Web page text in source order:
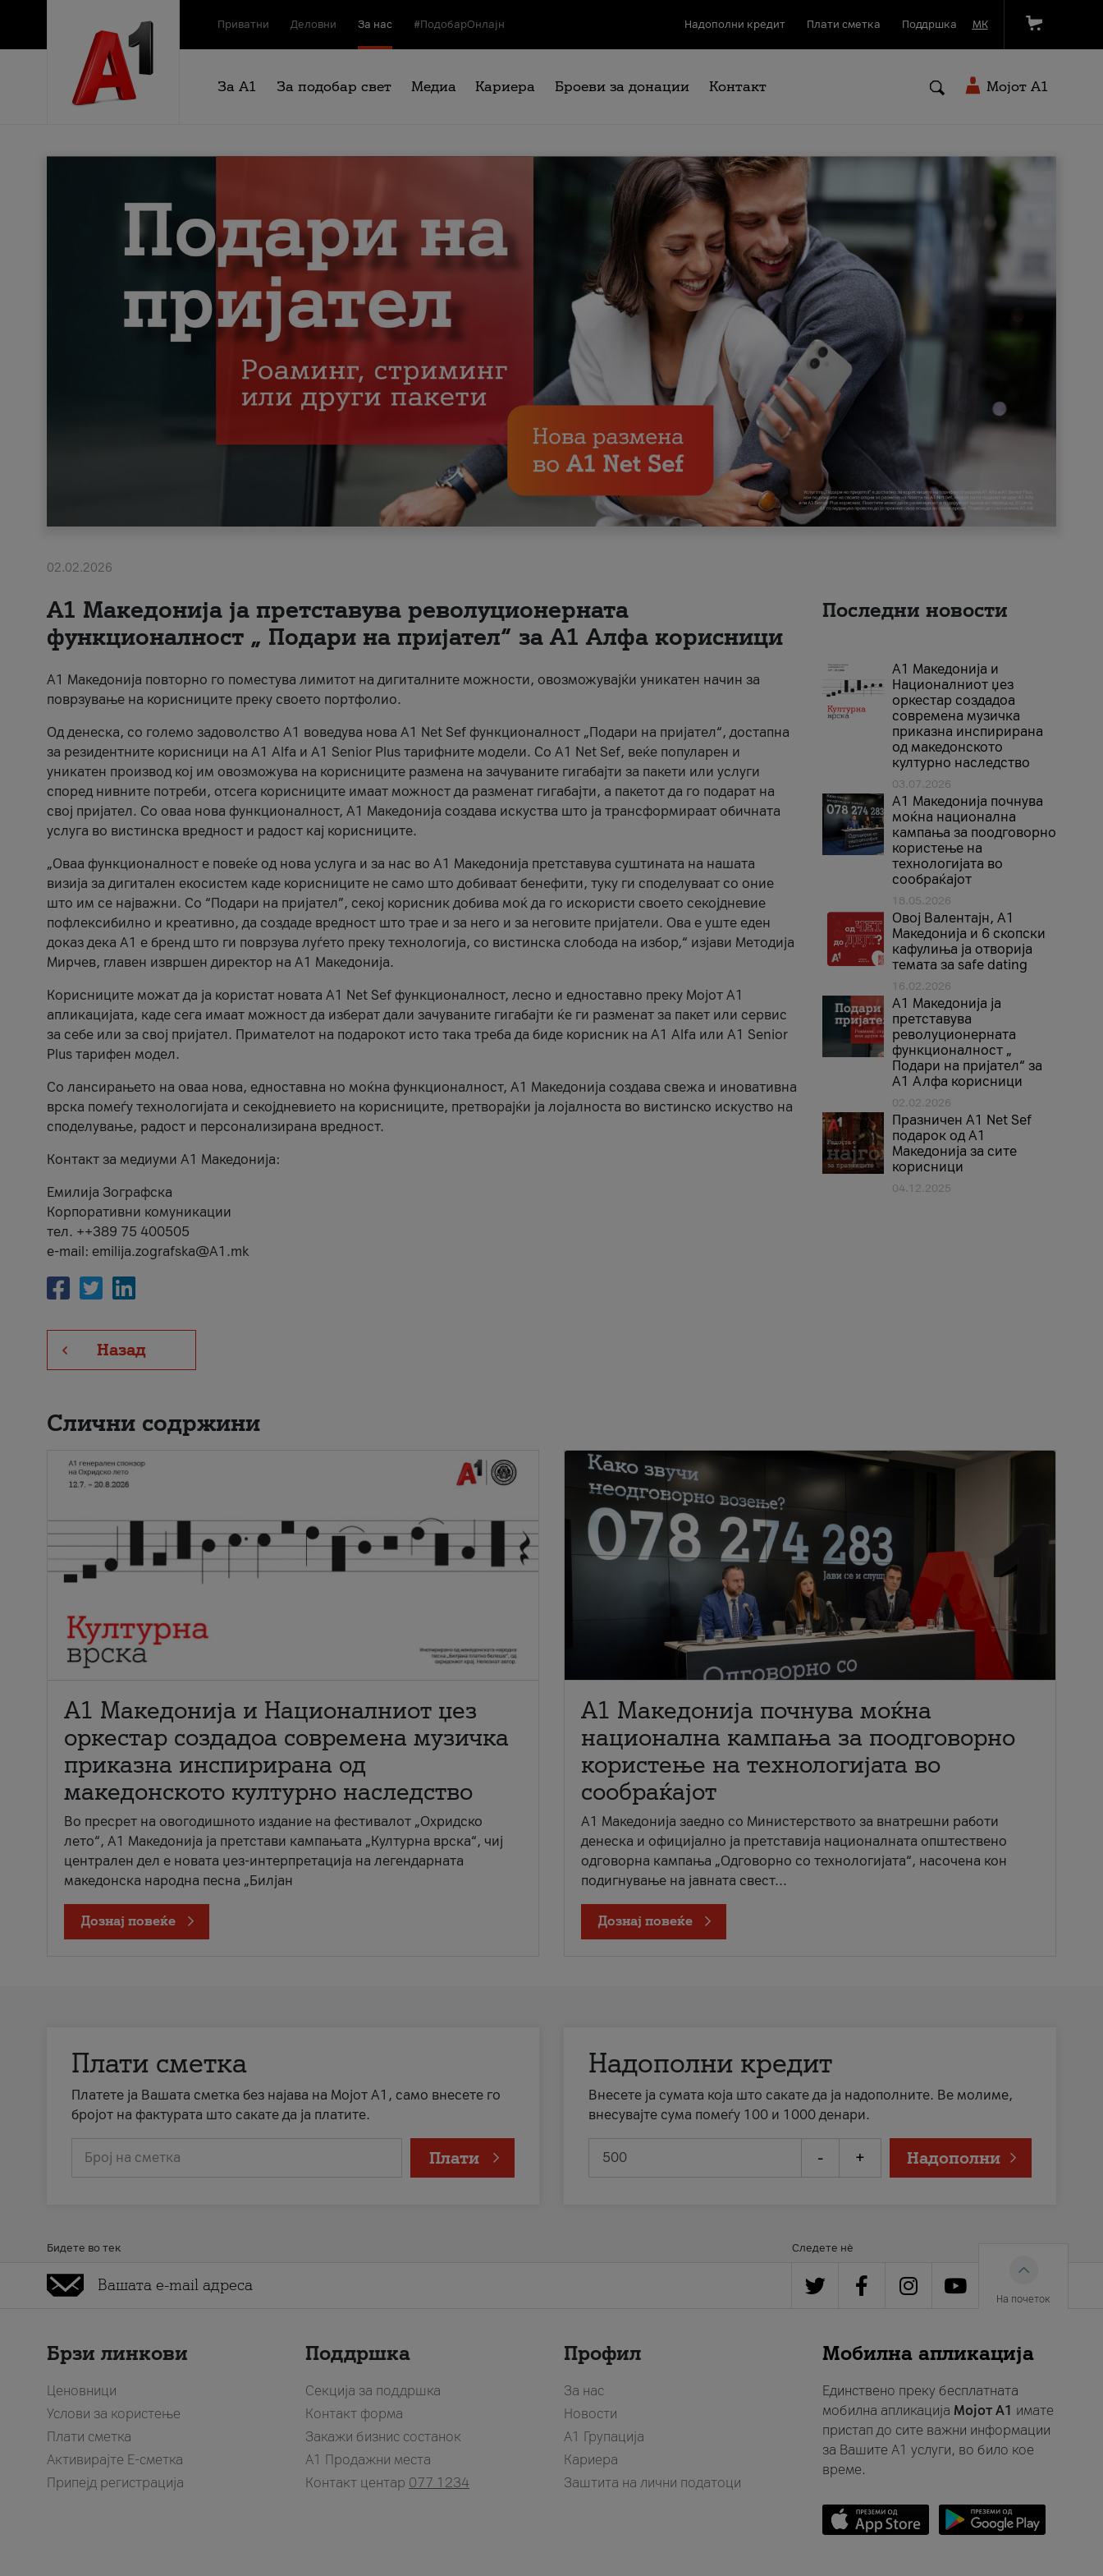
Приватни Деловни За нас #ПодобарОнлајн Надополни кредит Плати сметка Поддршка МК
За А1 За подобар свет Медиа Кариера Броеви за донации Контакт Мојот A1
02.02.2026
А1 Македонија ја претставува револуционерната
функционалност „ Подари на пријател“ за А1 Алфа корисници
А1 Македонија повторно го поместува лимитот на дигиталните можности, овозможувајќи уникатен начин за
поврзување на корисниците преку своето портфолио.
Од денеска, со големо задоволство А1 воведува нова A1 Net Sef функционалност „Подари на пријател“, достапна
за резидентните корисници на А1 Alfa и A1 Senior Plus тарифните модели. Со A1 Net Sef, веќе популарен и
уникатен производ кој им овозможува на корисниците размена на зачуваните гигабајти за пакети или услуги
според нивните потреби, отсега корисниците имаат можност да разменат гигабајти, а пакетот да го подарат на
свој пријател. Со оваа нова функционалност, А1 Македонија создава искуства што ја трансформираат обичната
услуга во вистинска вредност и радост кај корисниците.
„Оваа функционалност е повеќе од нова услуга и за нас во А1 Македонија претставува суштината на нашата
визија за дигитален екосистем каде корисниците не само што добиваат бенефити, туку ги споделуваат со оние
што им се најважни. Со “Подари на пријател”, секој корисник добива моќ да го искористи своето секојдневие
пофлексибилно и креативно, да создаде вредност што трае и за него и за неговите пријатели. Ова е уште еден
доказ дека А1 е бренд што ги поврзува луѓето преку технологија, со вистинска слобода на избор,“ изјави Методија
Мирчев, главен извршен директор на А1 Македонија.
Корисниците можат да ја користат новата А1 Net Sef функционалност, лесно и едноставно преку Мојот А1
апликацијата, каде сега имаат можност да изберат дали зачуваните гигабајти ќе ги разменат за пакет или сервис
за себе или за свој пријател. Примателот на подарокот исто така треба да биде корисник на А1 Alfa или A1 Senior
Plus тарифен модел.
Со лансирањето на оваа нова, едноставна но моќна функционалност, А1 Македонија создава свежа и иновативна
врска помеѓу технологијата и секојдневието на корисниците, претворајќи ја лојалноста во вистинско искуство на
споделување, радост и персонализирана вредност.
Контакт за медиуми А1 Македонија:
Емилија Зографска
Корпоративни комуникации
тел. ++389 75 400505
e-mail: emilija.zografska@A1.mk
Назад
Последни новости
А1 Македонија и
Националниот џез
оркестар создадоа
современа музичка
приказна инспирирана
од македонското
културно наследство
03.07.2026
A1 Македонија почнува
моќна национална
кампања за поодговорно
користење на
технологијата во
сообраќајот
18.05.2026
Овој Валентајн, A1
Македонија и 6 скопски
кафулиња ја отворија
темата за safe dating
16.02.2026
А1 Македонија ја
претставува
револуционерната
функционалност „
Подари на пријател“ за
А1 Алфа корисници
02.02.2026
Празничен A1 Net Sеf
подарок од А1
Македонија за сите
корисници
04.12.2025
Слични содржини
А1 Македонија и Националниот џез
оркестар создадоа современа музичка
приказна инспирирана од
македонското културно наследство
Во пресрет на овогодишното издание на фестивалот „Охридско
лето“, А1 Македонија ја претстави кампањата „Културна врска“, чиј
централен дел е новата џез-интерпретација на легендарната
македонска народна песна „Билјан
Дознај повеќе
A1 Македонија почнува моќна
национална кампања за поодговорно
користење на технологијата во
сообраќајот
A1 Македонија заедно со Министерството за внатрешни работи
денеска и официјално ја претставија националната општествено
одговорна кампања „Одговорно со технологијата“, насочена кон
подигнување на јавната свест...
Дознај повеќе
Плати сметка
Платете ја Вашата сметка без најава на Мојот А1, само внесете го
бројот на фактурата што сакате да ја платите.
Број на сметка Плати
Надополни кредит
Внесете ја сумата која што сакате да ја надополните. Ве молиме,
внесувајте сума помеѓу 100 и 1000 денари.
- + Надополни
Бидете во тек Следете нè
На почеток
Брзи линкови
Ценовници
Услови за користење
Плати сметка
Активирајте Е-сметка
Припејд регистрација
Поддршка
Секција за поддршка
Контакт форма
Закажи бизнис состанок
A1 Продажни места
Контакт центар 077 1234
Профил
За нас
Новости
А1 Групација
Кариера
Заштита на лични податоци
Мобилна апликација
Единствено преку бесплатната
мобилна апликација Мојот A1 имате
пристап до сите важни информации
за Вашите A1 услуги, во било кое
време.